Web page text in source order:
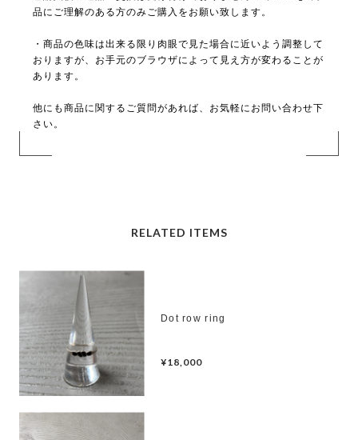
品にご理解のある方のみご購入をお願い致します。
・商品の色味は出来る限り肉眼で見た場合に近いよう調整して
おりますが、お手元のブラウザによって見え方が変わることが
あります。
他にも商品に関するご質問があれば、お気軽にお問い合わせ下
さい。
RELATED ITEMS
Dot row ring
¥18,000